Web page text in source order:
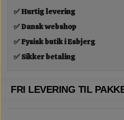
✅ Hurtig levering
✅ Dansk webshop
✅ Fysisk butik i Esbjerg
✅ Sikker betaling
FRI LEVERING TIL